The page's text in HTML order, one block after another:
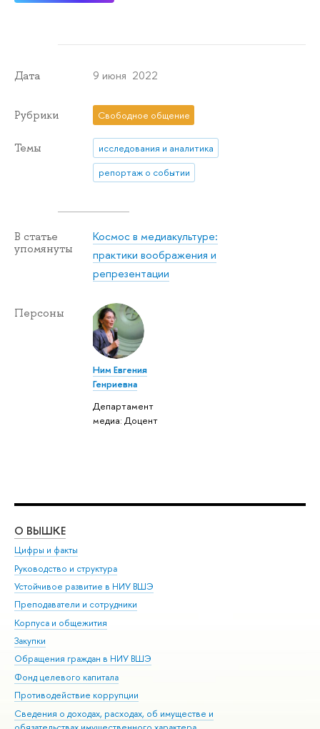
Дата 9 июня 2022
Рубрики Свободное общение
Темы
исследования и аналитика
репортаж о событии
В статье
упомянуты
Космос в медиакультуре:
практики воображения и
репрезентации
Персоны
Ним Евгения
Генриевна
Департамент
медиа: Доцент
О ВЫШКЕ
Цифры и факты
Руководство и структура
Устойчивое развитие в НИУ ВШЭ
Преподаватели и сотрудники
Корпуса и общежития
Закупки
Обращения граждан в НИУ ВШЭ
Фонд целевого капитала
Противодействие коррупции
Сведения о доходах, расходах, об имуществе и